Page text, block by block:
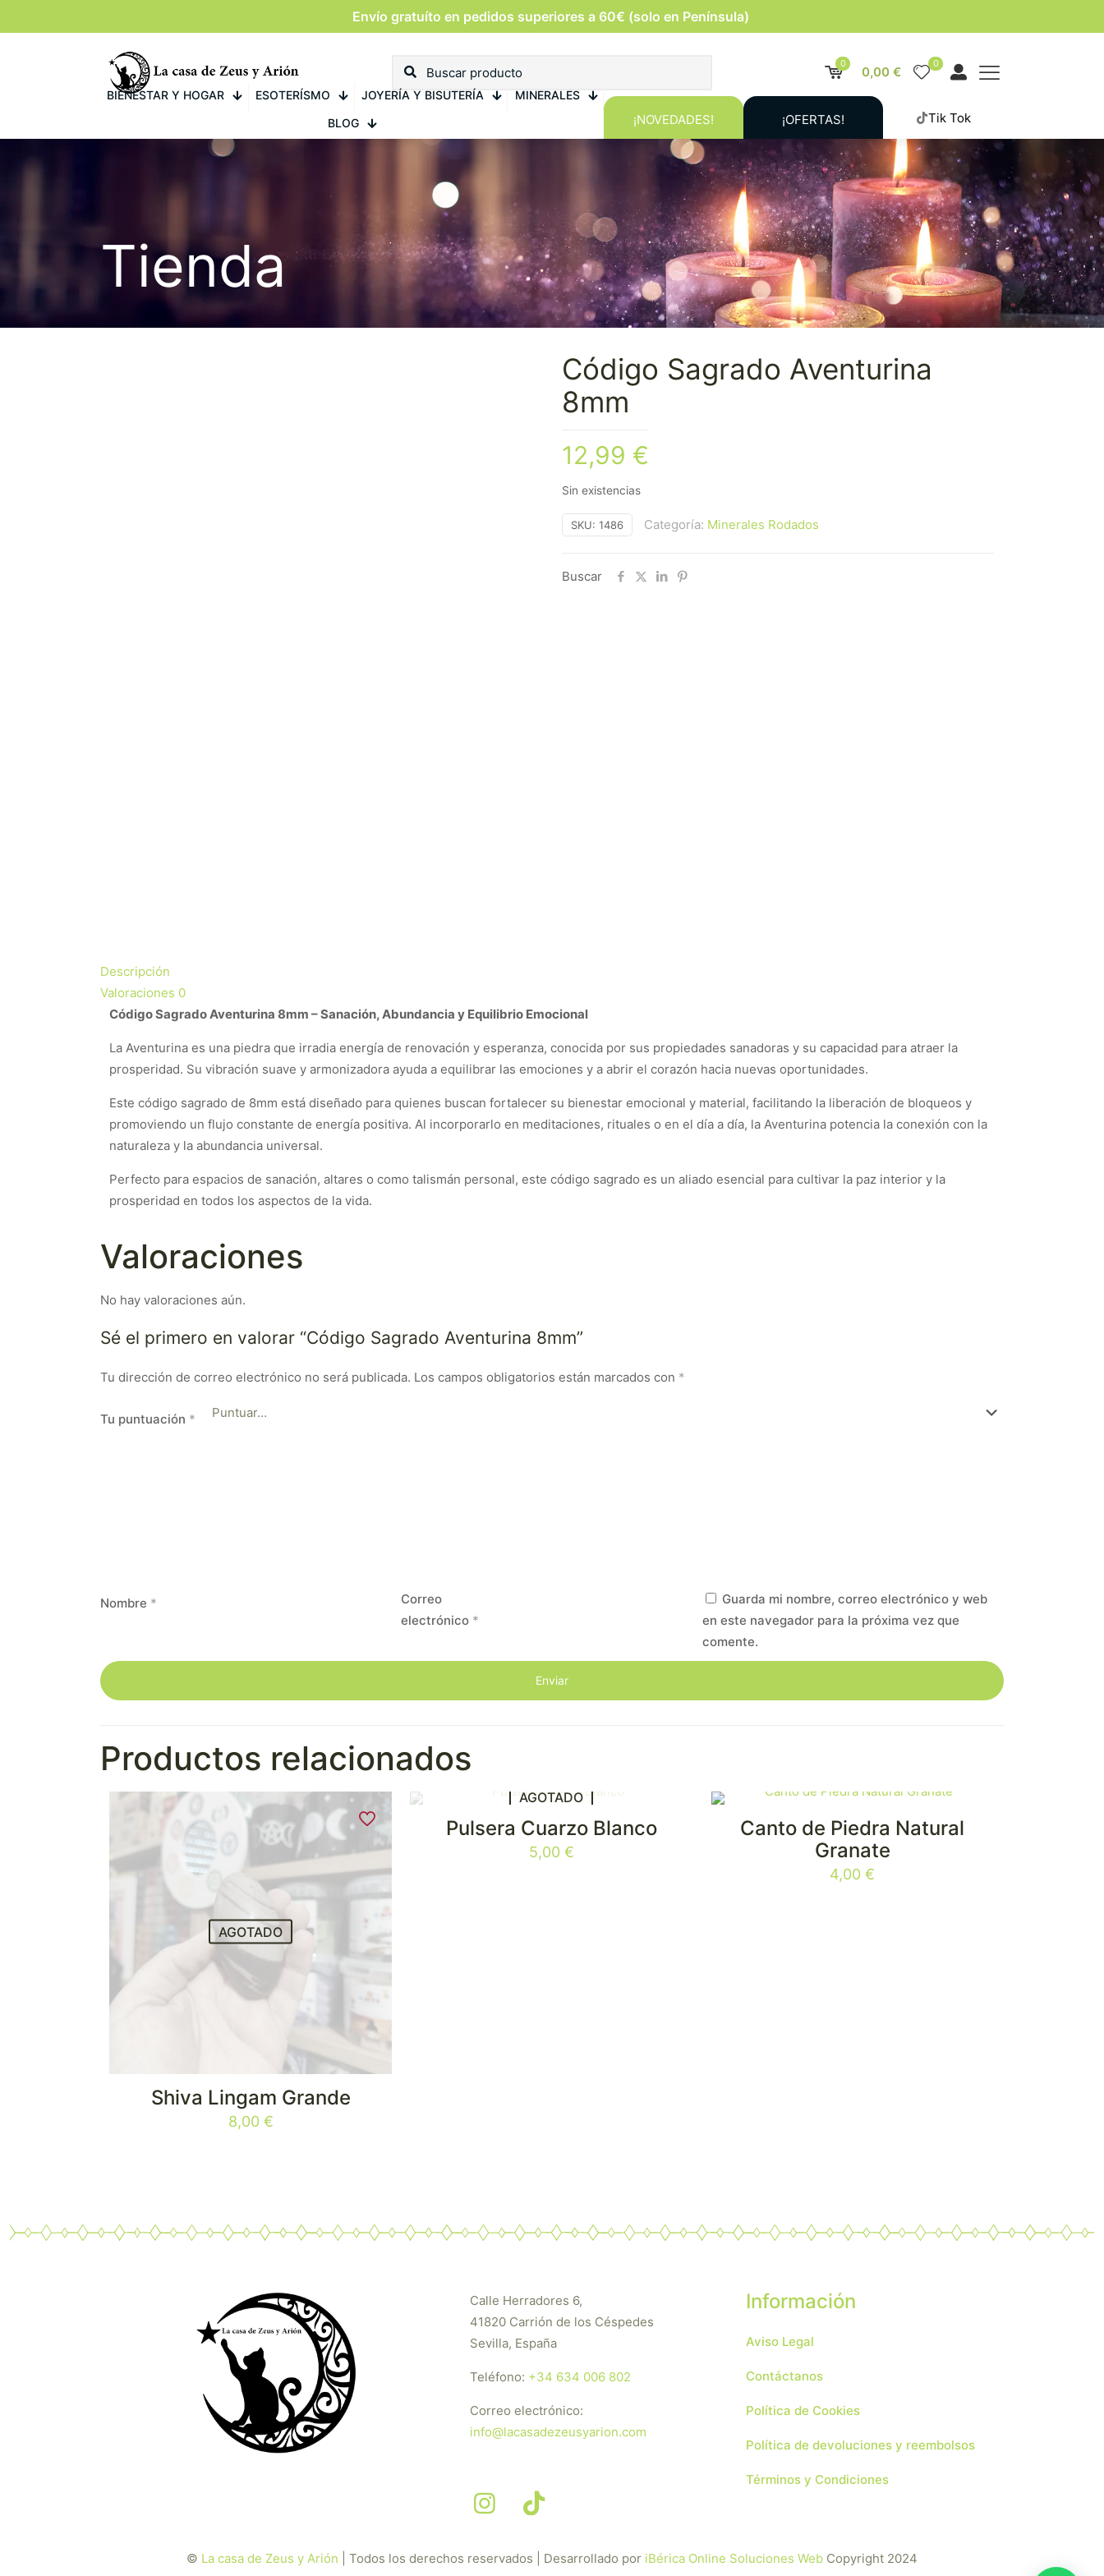
Envío gratuíto en pedidos superiores a 60€ (solo en Península)
0
0,00 €
0
BIENESTAR Y HOGAR ESOTERÍSMO JOYERÍA Y BISUTERÍA
MINERALES
BLOG
¡NOVEDADES! ¡OFERTAS! Tik Tok
Tienda
Código Sagrado Aventurina
8mm
12,99 €
Sin existencias
SKU: 1486 Categoría: Minerales Rodados
Buscar
Descripción
Valoraciones 0
Código Sagrado Aventurina 8mm – Sanación, Abundancia y Equilibrio Emocional
La Aventurina es una piedra que irradia energía de renovación y esperanza, conocida por sus propiedades sanadoras y su capacidad para atraer la
prosperidad. Su vibración suave y armonizadora ayuda a equilibrar las emociones y a abrir el corazón hacia nuevas oportunidades.
Este código sagrado de 8mm está diseñado para quienes buscan fortalecer su bienestar emocional y material, facilitando la liberación de bloqueos y
promoviendo un flujo constante de energía positiva. Al incorporarlo en meditaciones, rituales o en el día a día, la Aventurina potencia la conexión con la
naturaleza y la abundancia universal.
Perfecto para espacios de sanación, altares o como talismán personal, este código sagrado es un aliado esencial para cultivar la paz interior y la
prosperidad en todos los aspectos de la vida.
Valoraciones
No hay valoraciones aún.
Sé el primero en valorar “Código Sagrado Aventurina 8mm”
Tu dirección de correo electrónico no será publicada. Los campos obligatorios están marcados con *
Tu puntuación *
Nombre *
Correo
electrónico *
Guarda mi nombre, correo electrónico y web
en este navegador para la próxima vez que
comente.
Productos relacionados
AGOTADO
Shiva Lingam Grande
8,00 €
AGOTADO
Pulsera Cuarzo Blanco
5,00 €
Canto de Piedra Natural
Granate
4,00€
Calle Herradores 6,
41820 Carrión de los Céspedes
Sevilla, España
Teléfono: +34 634 006 802
Correo electrónico:
info@lacasadezeusyarion.com
Información
Aviso Legal
Contáctanos
Política de Cookies
Política de devoluciones y reembolsos
Términos y Condiciones
© La casa de Zeus y Arión | Todos los derechos reservados | Desarrollado por iBérica Online Soluciones Web Copyright 2024